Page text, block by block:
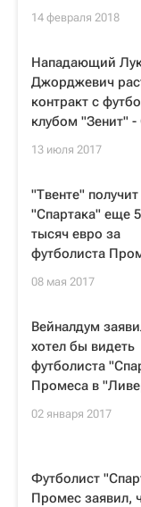
14 февраля 2018
Нападающий
Джорджевич
контракт с
клубом "Зенит"
13 июля 2017
"Твенте" получит
"Спартака" еще
тысяч евро за
футболиста
08 мая 2017
Вейналдум
хотел бы видеть
футболиста
Промеса в
02 января 2017
Футболист
Промес заявил,